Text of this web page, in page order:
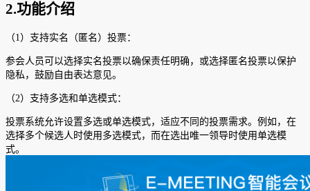
2.功能介绍
（1）支持实名（匿名）投票：
参会人员可以选择实名投票以确保责任明确，或选择匿名投票以保护
隐私，鼓励自由表达意见。
（2）支持多选和单选模式：
投票系统允许设置多选或单选模式，适应不同的投票需求。例如，在
选择多个候选人时使用多选模式，而在选出唯一领导时使用单选模
式。